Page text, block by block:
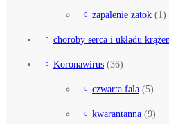
zapalenie zatok (1)
choroby serca i układu
Koronawirus (36)
czwarta fala (5)
kwarantanna (9)